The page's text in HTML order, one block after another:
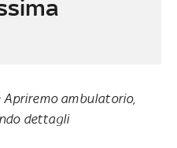
ambulatorio,
dettagli